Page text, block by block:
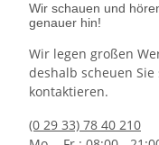
Wir schauen und
genauer hin!
Wir legen großen
deshalb scheuen
kontaktieren.
(0 29 33) 78 40 210